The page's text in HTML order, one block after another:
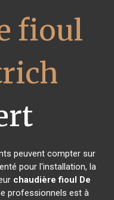
fioul
peuvent compter sur
pour l'installation, la
chaudière fioul De
professionnels est à